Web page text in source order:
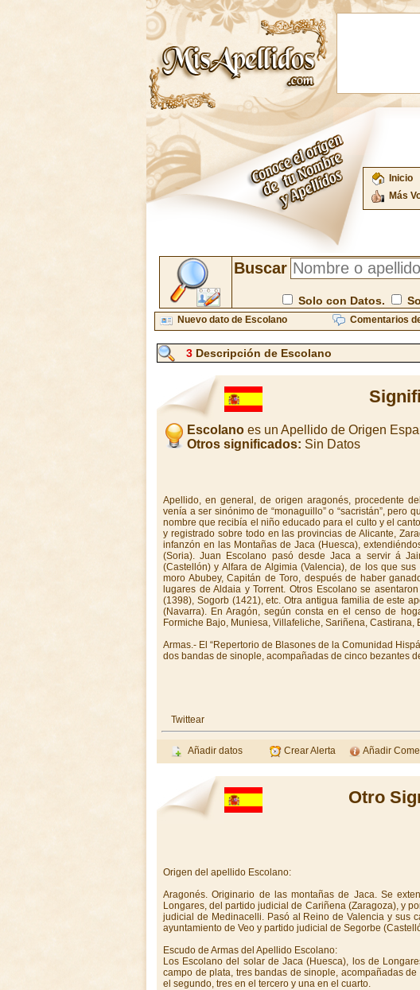
Inicio
Más
Buscar
Solo con Datos.
Nuevo dato de Escolano Comentarios
3Descripción de Escolano
Escolano es un Apellido de Origen
Otros significados: Sin Datos
Apellido, en general, de origen aragonés, procedente
venía a ser sinónimo de “monaguillo” o “sacristán”, pero
nombre que recibía el niño educado para el culto y el
y registrado sobre todo en las provincias de Alicante,
infanzón en las Montañas de Jaca (Huesca),
(Soria). Juan Escolano pasó desde Jaca a servir á
(Castellón) y Alfara de Algimia (Valencia), de los que
moro Abubey, Capitán de Toro, después de haber
lugares de Aldaia y Torrent. Otros Escolano se
(1398), Sogorb (1421), etc. Otra antigua familia de este
(Navarra). En Aragón, según consta en el censo de
Formiche Bajo, Muniesa, Villafeliche, Sariñena, Castirana,
Armas.- El “Repertorio de Blasones de la Comunidad
dos bandas de sinople, acompañadas de cinco bezantes
Twittear
Añadir datos Crear Alerta Añadir
Otro
Origen del apellido Escolano:
Aragonés. Originario de las montañas de Jaca. Se
Longares, del partido judicial de Cariñena (Zaragoza), y
judicial de Medinacelli. Pasó al Reino de Valencia y sus
ayuntamiento de Veo y partido judicial de Segorbe
Escudo de Armas del Apellido Escolano:
Los Escolano del solar de Jaca (Huesca), los de
campo de plata, tres bandas de sinople, acompañadas
el segundo, tres en el tercero y una en el cuarto.